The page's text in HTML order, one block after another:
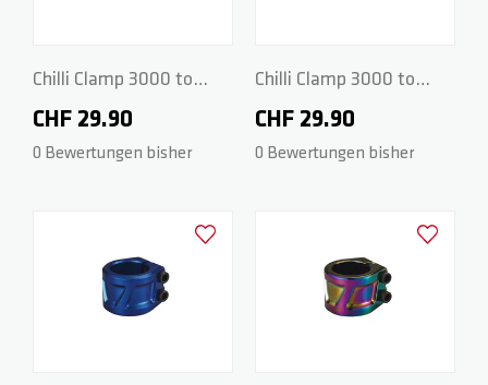
WAVE TRACK
REAPER VENOM
Chilli Clamp 3000 to
5000 Series - 2-Bolt
Spider HIC - Gold
CHF 29.90
0 Bewertungen bisher
Chilli Clamp 3000 to
5000 Series - 2-Bolt
Spider HIC - Black
CHF 29.90
0 Bewertungen bisher
Zur Wunschliste hinzufügen Zur